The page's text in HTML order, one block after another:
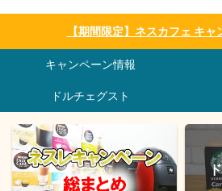
【期間限定】ネスカフェ キャ
キャンペーン情報
ドルチェグスト